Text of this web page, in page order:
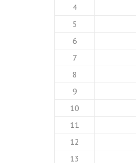
4
5
6
7
8
9
10
11
12
13